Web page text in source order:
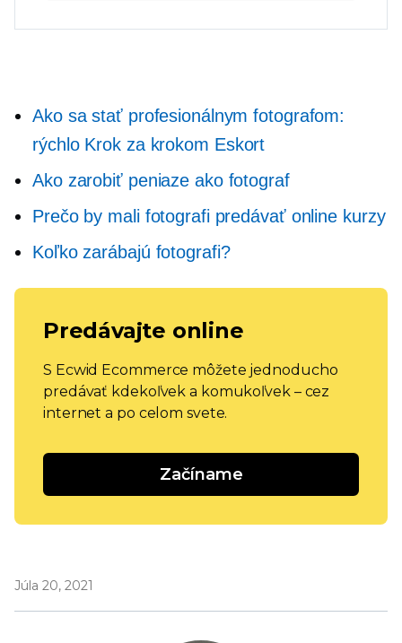
Ako sa stať profesionálnym fotografom:
rýchlo Krok za krokom Eskort
Ako zarobiť peniaze ako fotograf
Prečo by mali fotografi predávať online kurzy
Koľko zarábajú fotografi?
Predávajte online
S Ecwid Ecommerce môžete jednoducho
predávať kdekoľvek a komukoľvek – cez
internet a po celom svete.
Začíname
Júla 20, 2021